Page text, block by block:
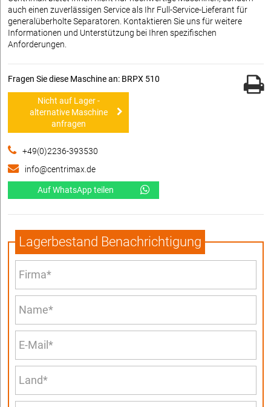
auch einen zuverlässigen Service als Ihr Full-Service-Lieferant für
generalüberholte Separatoren. Kontaktieren Sie uns für weitere
Informationen und Unterstützung bei Ihren spezifischen
Anforderungen.
Fragen Sie diese Maschine an: BRPX 510
Nicht auf Lager -
alternative Maschine
anfragen
+49(0)2236-393530
info@centrimax.de
Auf WhatsApp teilen
Lagerbestand Benachrichtigung